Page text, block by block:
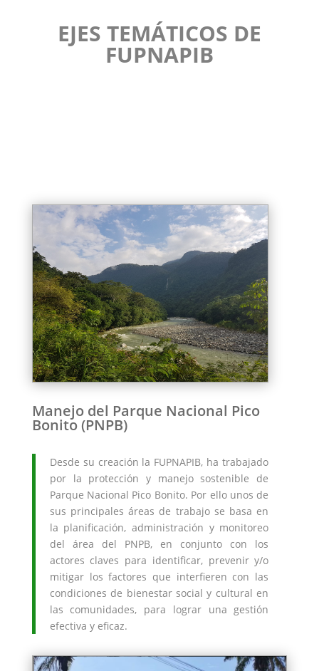
EJES TEMÁTICOS DE
FUPNAPIB
Manejo del Parque Nacional Pico
Bonito (PNPB)
Desde su creación la FUPNAPIB, ha trabajado
por la protección y manejo sostenible de
Parque Nacional Pico Bonito. Por ello unos de
sus principales áreas de trabajo se basa en
la planificación, administración y monitoreo
del área del PNPB, en conjunto con los
actores claves para identificar, prevenir y/o
mitigar los factores que interfieren con las
condiciones de bienestar social y cultural en
las comunidades, para lograr una gestión
efectiva y eficaz.